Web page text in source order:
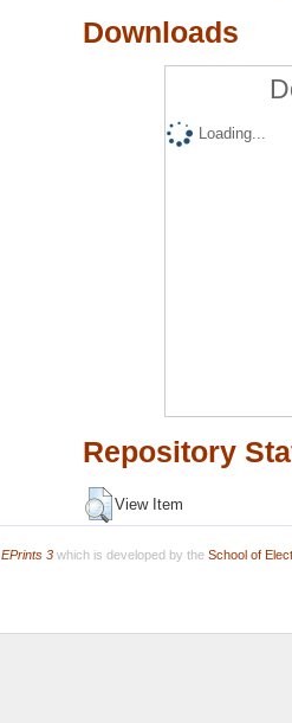
Downloads
Loading...
Repository
View Item
EPrints 3which is developed by the School of